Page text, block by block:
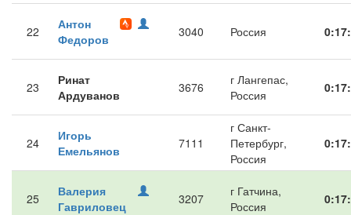
22
Антон
Федоров
3040 Россия
23
Ринат
Ардуванов
3676
г Лангепас,
Россия
24
Игорь
Емельянов
7111
г Санкт-
Петербург,
Россия
25
Валерия
Гавриловец
3207
г Гатчина,
Россия